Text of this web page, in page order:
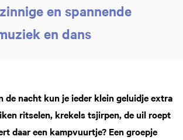
en spannende
en dans
de nacht kun je ieder klein geluidje extra
ritselen, krekels tsjirpen, de uil roept
daar een kampvuurtje? Een groepje